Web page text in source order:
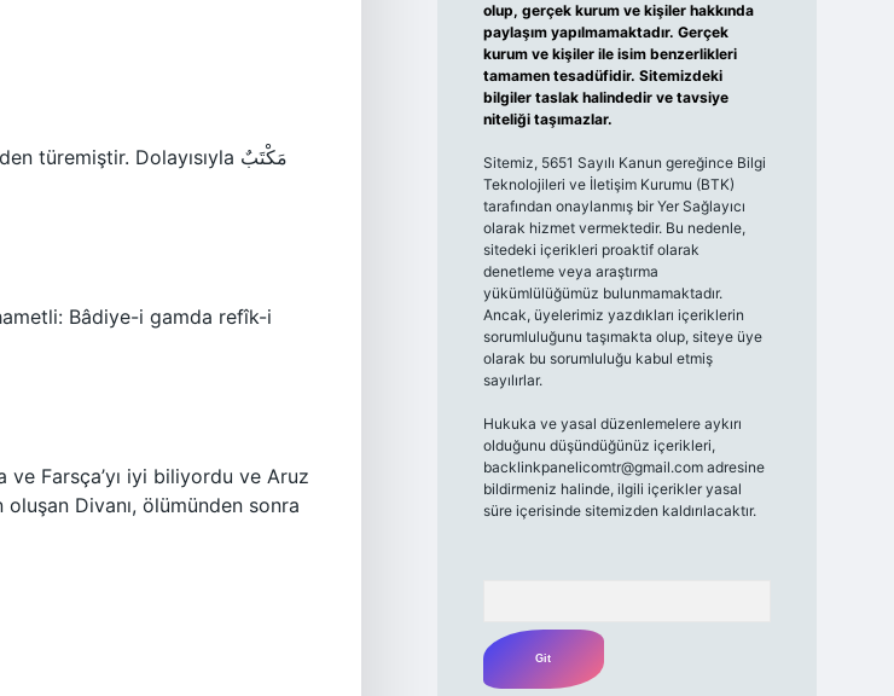
Bâdiye-i gamda refîk-i
Farsça’yı iyi biliyordu ve Aruz
Divanı, ölümünden sonra
olup, gerçek kurum ve kişiler hakkında
paylaşım yapılmamaktadır. Gerçek
kurum ve kişiler ile isim benzerlikleri
tamamen tesadüfidir. Sitemizdeki
bilgiler taslak halindedir ve tavsiye
niteliği taşımazlar.
Sitemiz, 5651 Sayılı Kanun gereğince Bilgi
Teknolojileri ve İletişim Kurumu (BTK)
tarafından onaylanmış bir Yer Sağlayıcı
olarak hizmet vermektedir. Bu nedenle,
sitedeki içerikleri proaktif olarak
denetleme veya araştırma
yükümlülüğümüz bulunmamaktadır.
Ancak, üyelerimiz yazdıkları içeriklerin
sorumluluğunu taşımakta olup, siteye üye
olarak bu sorumluluğu kabul etmiş
sayılırlar.
Hukuka ve yasal düzenlemelere aykırı
olduğunu düşündüğünüz içerikleri,
backlinkpanelicomtr@gmail.comadresine
bildirmeniz halinde, ilgili içerikler yasal
süre içerisinde sitemizden kaldırılacaktır.